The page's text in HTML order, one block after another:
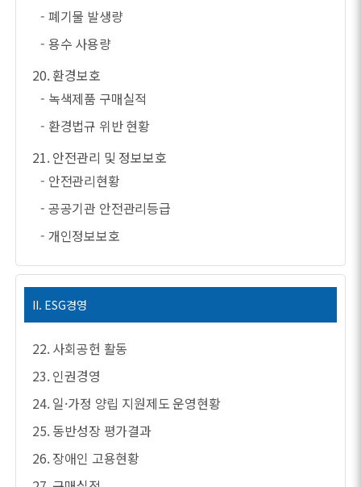
- 폐기물 발생량
- 용수 사용량
20. 환경보호
- 녹색제품 구매실적
- 환경법규 위반 현황
21. 안전관리 및 정보보호
- 안전관리현황
- 공공기관 안전관리등급
- 개인정보보호
II. ESG경영
22. 사회공헌 활동
23. 인권경영
24. 일·가정 양립 지원제도 운영현황
25. 동반성장 평가결과
26. 장애인 고용현황